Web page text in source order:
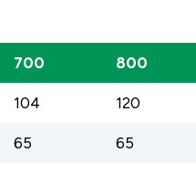
700 800
104 120
65 65